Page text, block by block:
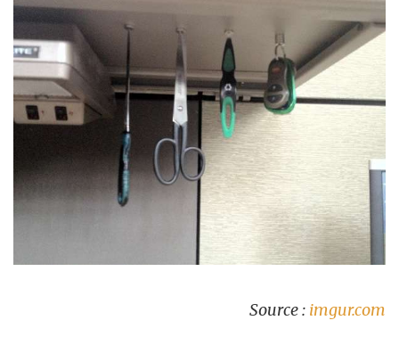
Source : imgur.com